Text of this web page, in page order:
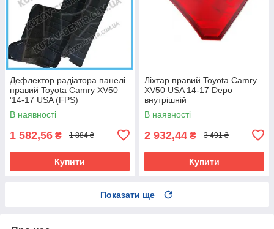
Дефлектор радіатора панелі
правий Toyota Camry XV50
'14-17 USA (FPS)
В наявності
1 582,56 ₴ 1 884 ₴
Купити
Ліхтар правий Toyota Camry
XV50 USA 14-17 Depo
внутрішній
В наявності
2 932,44 ₴ 3 491 ₴
Купити
Показати ще